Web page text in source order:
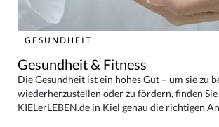
GESUNDHEIT
Gesundheit & Fitness
Die Gesundheit ist ein hohes Gut – um sie zu
wiederherzustellen oder zu fördern, finden
KIELerLEBEN.de in Kiel genau die richtigen